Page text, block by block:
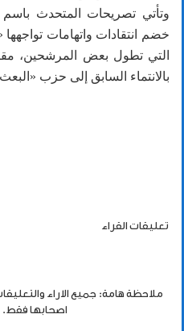
وتأتي تصريحات المتحدث باسم
خضم انتقادات واتهامات تواجهها
التي تطول بعض المرشحين،
بالانتماء السابق إلى حزب
تعليقات القراء
ملاحظة هامة: جميع الاراء
اصحابها فقط.